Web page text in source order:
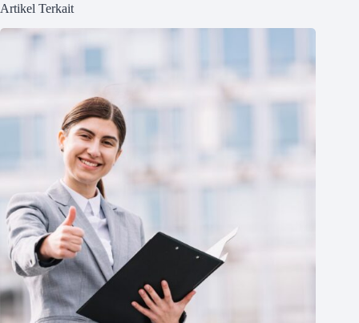
Artikel Terkait